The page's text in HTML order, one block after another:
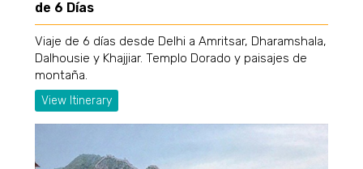
de 6 Días
Viaje de 6 días desde Delhi a Amritsar, Dharamshala,
Dalhousie y Khajjiar. Templo Dorado y paisajes de
montaña.
View Itinerary